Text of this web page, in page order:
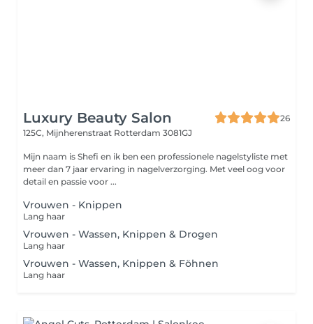
Luxury Beauty Salon
26
125C, Mijnherenstraat Rotterdam 3081GJ
Mijn naam is Shefi en ik ben een professionele nagelstyliste met
meer dan 7 jaar ervaring in nagelverzorging. Met veel oog voor
detail en passie voor ...
Vrouwen - Knippen
Lang haar
Vrouwen - Wassen, Knippen & Drogen
Lang haar
Vrouwen - Wassen, Knippen & Föhnen
Lang haar